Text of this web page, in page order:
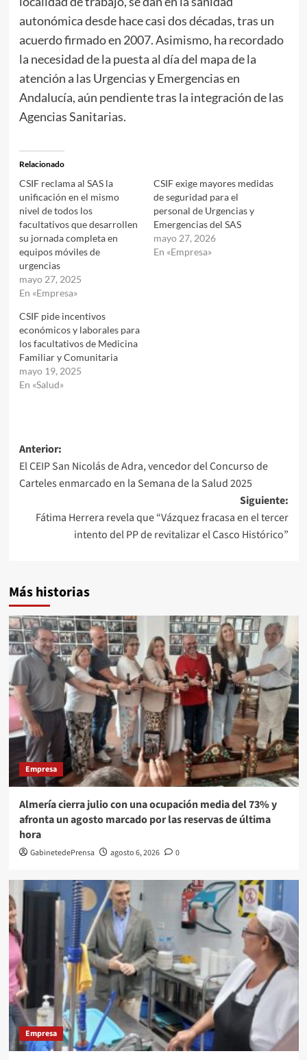
autonómica desde hace casi dos décadas, tras un
acuerdo firmado en 2007. Asimismo, ha recordado
la necesidad de la puesta al día del mapa de la
atención a las Urgencias y Emergencias en
Andalucía, aún pendiente tras la integración de las
Agencias Sanitarias.
Relacionado
CSIF reclama al SAS la
unificación en el mismo
nivel de todos los
facultativos que desarrollen
su jornada completa en
equipos móviles de
urgencias
mayo 27, 2025
En «Empresa»
CSIF exige mayores medidas
de seguridad para el
personal de Urgencias y
Emergencias del SAS
mayo 27, 2026
En «Empresa»
CSIF pide incentivos
económicos y laborales para
los facultativos de Medicina
Familiar y Comunitaria
mayo 19, 2025
En «Salud»
Navegación
de
entradas
Anterior:
El CEIP San Nicolás de Adra, vencedor del Concurso de
Carteles enmarcado en la Semana de la Salud 2025
Siguiente:
Fátima Herrera revela que “Vázquez fracasa en el tercer
intento del PP de revitalizar el Casco Histórico”
Más historias
Empresa
Almería cierra julio con una ocupación media del 73% y
afronta un agosto marcado por las reservas de última
hora
GabinetedePrensa agosto 6, 2026 0
Empresa